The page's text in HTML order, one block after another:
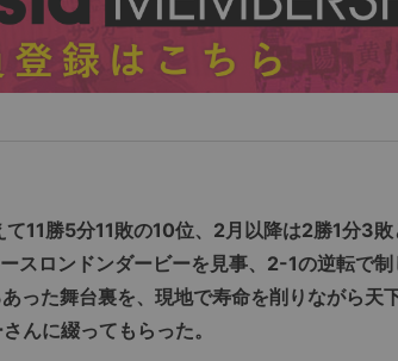
11勝5分11敗の10位、2月以降は2勝1分3
スロンドンダービーを見事、2-1の逆転で制
った舞台裏を、現地で寿命を削りながら天
んに綴ってもらった。